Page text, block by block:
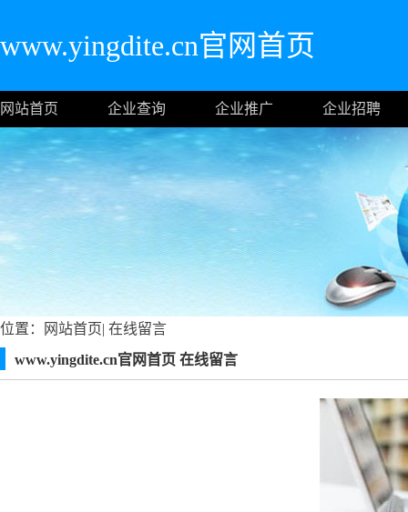
www.yingdite.cn官网首页
网站首页 企业查询 企业推广 企业招聘
位置： 网站首页| 在线留言
www.yingdite.cn官网首页 在线留言